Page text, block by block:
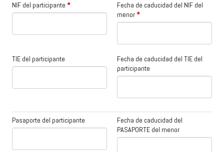
NIF del participante *
Fecha de caducidad del NIF del
menor*
TIE del participante
Fecha de caducidad del TIE del
participante
Pasaporte del participante
Fecha de caducidad del
PASAPORTE del menor